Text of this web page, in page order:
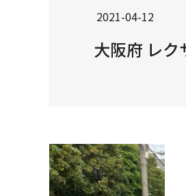
2021-04-12
大阪府 レク